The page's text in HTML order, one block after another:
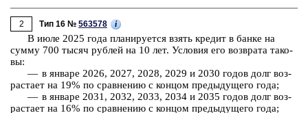
2 Тип 16 № 563578 i
В июле 2025 года пла­ни­ру­ет­ся взять кре­дит в банке на
сумму 700 тысяч руб­лей на 10 лет. Усло­вия его воз­вра­та та­ко­
вы:
— в ян­ва­ре 2026, 2027, 2028, 2029 и 2030 годов долг воз­
рас­та­ет на 19% по срав­не­нию с кон­цом преды­ду­ще­го года;
— в ян­ва­ре 2031, 2032, 2033, 2034 и 2035 годов долг воз­
рас­та­ет на 16% по срав­не­нию с кон­цом преды­ду­ще­го года;